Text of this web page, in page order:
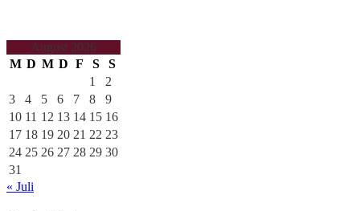
August 2026
M D M D F S
S
1
2
3
4 5 6 7 8
9
10 11 12 13 14 15 16
17 18 19 20 21 22 23
24 25 26 27 28 29 30
31
« Juli